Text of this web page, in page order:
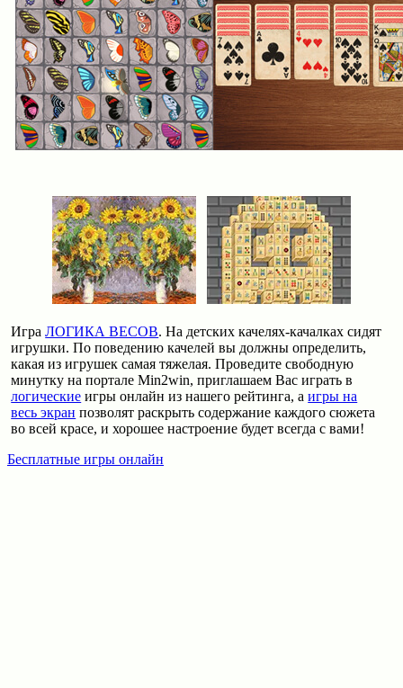
ИграЛОГИКА ВЕСОВ. На детских качелях-качалках сидят
игрушки. По поведению качелей вы должны определить,
какая из игрушек самая тяжелая. Проведите свободную
минутку на портале Min2win, приглашаем Вас играть в
логические игры онлайн из нашего рейтинга, аигры на
весь экран позволят раскрыть содержание каждого сюжета
во всей красе, и хорошее настроение будет всегда с вами!
Бесплатные игры онлайн